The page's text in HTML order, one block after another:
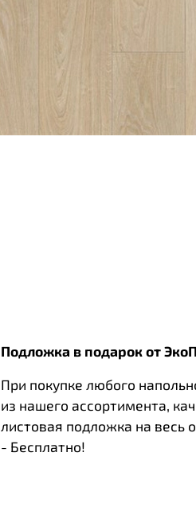
Подложка в подарок от
При покупке любого
из нашего ассортимента,
листовая подложка на весь
- Бесплатно!